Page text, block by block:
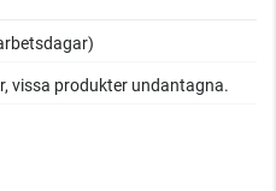
vissa produkter undantagna.